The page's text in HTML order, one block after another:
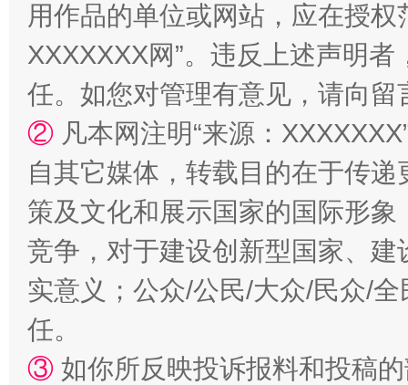
用作品的单位或网站，应在授
XXXXXXX网”。违反上述声明
任。如您对管理有意见，请向
② 凡本网注明“来源：
自其它媒体，转载目的在于传
策及文化和展示国家的国际形
竞争，对于建设创新型国家、
实意义；公众/公民/大众/民众/
任。
③ 如你所反映投诉报料和投稿